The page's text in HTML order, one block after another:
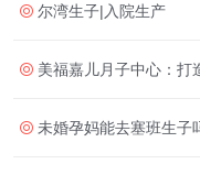
尔湾生子|入院生产
美福嘉儿月子中心：打
未婚孕妈能去塞班生子